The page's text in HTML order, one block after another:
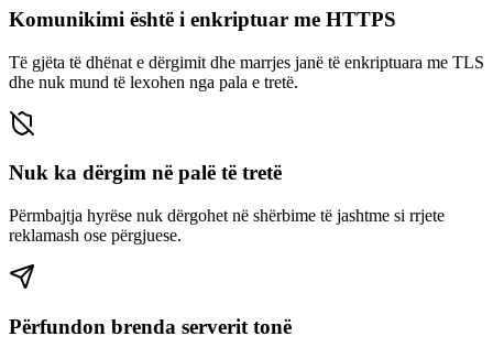
Komunikimi është i enkriptuar me HTTPS
Të gjëta të dhënat e dërgimit dhe marrjes janë të enkriptuara me TLS
dhe nuk mund të lexohen nga pala e tretë.
Nuk ka dërgim në palë të tretë
Përmbajtja hyrëse nuk dërgohet në shërbime të jashtme si rrjete
reklamash ose përgjuese.
Përfundon brenda serverit tonë